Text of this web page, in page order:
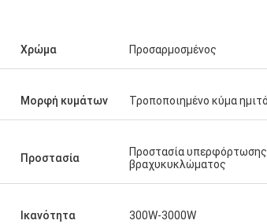
Χρώμα Προσαρμοσμένος
Μορφή κυμάτων Τροποποιημένο κύμα
Προστασία
Προστασία υπερφόρτωσης
βραχυκυκλώματος
Ικανότητα 300W-3000W